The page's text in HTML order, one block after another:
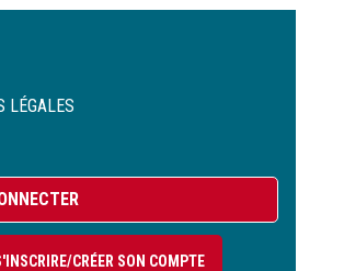
LÉGALES
CRÉER SON COMPTE